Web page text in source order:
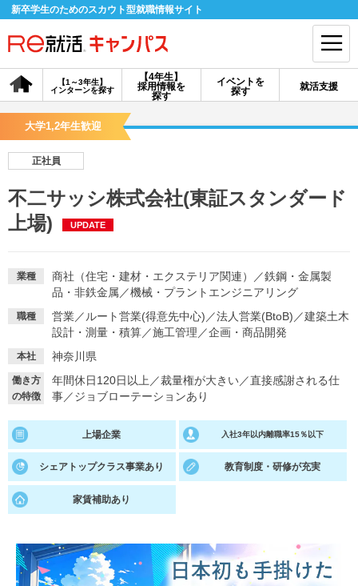
新卒学生のためのスカウト型就職情報サイト
【4年生】
採用情報を
探す
【1～3年生】
インターンを探す
イベントを
探す
就活支援
会員登録 ログイン
探す
【4年生】
イベントを探す スカウト お知らせ
就活支援 就活コラム
あなたに合う仕事を診断！ 動画で対策講座をチェック
就活ニュースペーパー
大学1,2年生歓迎
正社員
不二サッシ株式会社(東証スタンダード
上場)
UPDATE
業種 商社（住宅・建材・エクステリア関連） ／鉄鋼・金属製
品・非鉄金属 ／機械・プラントエンジニアリング
職種 営業／ ルート営業(得意先中心) ／法人営業(BtoB) ／建築土木
設計・測量・積算／施工管理 ／企画・商品開発
本社 神奈川県
働き方
の特徴
年間休日120日以上 ／裁量権が大きい／直接感謝される仕
事／ジョブローテーションあり
上場企業 入社3年以内離職率15％以下
シェアトップクラス事業あり 教育制度・研修が充実
家賃補助あり